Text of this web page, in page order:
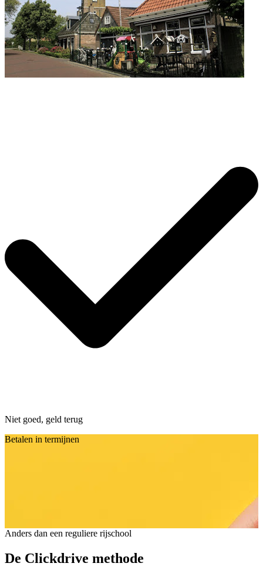
Niet goed, geld terug
Betalen in termijnen
Anders dan een reguliere rijschool
De Clickdrive methode